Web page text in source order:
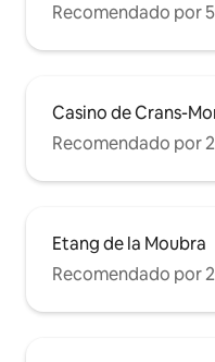
Recomendado por
Casino de Crans-
Recomendado por
Etang de la Moubra
Recomendado por